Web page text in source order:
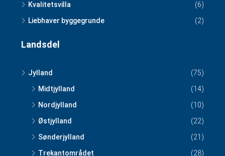
Kvalitetsvilla
(6)
Liebhaver byggegrunde
(2)
Landsdel
Jylland
(75)
Midtjylland
(14)
Nordjylland
(10)
Østjylland
(22)
Sønderjylland
(21)
Trekantområdet
(28)